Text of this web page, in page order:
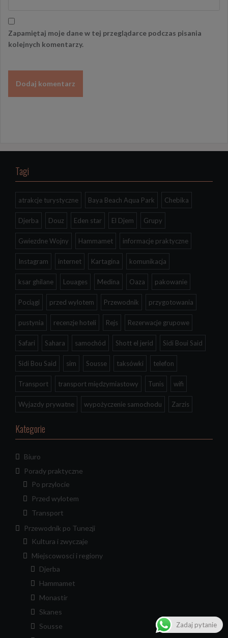
Zapamiętaj moje dane w tej przeglądarce podczas pisania
kolejnych komentarzy.
Tagi
atrakcje turystyczne Baya Beach Aqua Park Chebika
Djerba Douz Eden star El Djem Grupy
Gwiezdne Wojny Hammamet informacje praktyczne
Instagram internet Kartagina komunikacja
ksar ghilane Louages Medina Oaza pakowanie
Pociągi przed wylotem Przewodnik przygotowania
pustynia recenzje hoteli Rejs Rezerwacje grupowe
Safari Sahara samochód Shott el jerid Sidi Boui Said
Sidi Bou Said sim Sousse taksówki telefon
Transport transport międzymiastowy Tunis wifi
Wyjazdy prywatne wypożyczenie samochodu Zarzis
Kategorie
Biuro
Porady praktyczne
Po przylocie
Przed wylotem
Transport
Przewodnik po Tunezji
Kultura i zwyczaje
Miejscowosci i regiony
Djerba
Hammamet
Monastir
Skanes
Sousse
Zadaj pytanie